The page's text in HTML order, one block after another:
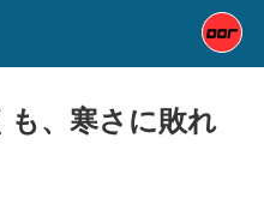
、寒さに敗れ